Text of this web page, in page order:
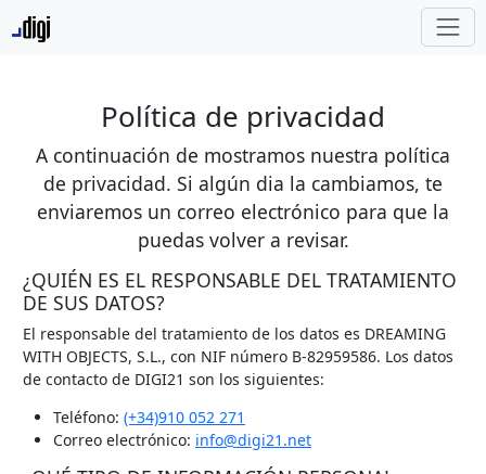
Política de privacidad
A continuación de mostramos nuestra política
de privacidad. Si algún dia la cambiamos, te
enviaremos un correo electrónico para que la
puedas volver a revisar.
¿QUIÉN ES EL RESPONSABLE DEL TRATAMIENTO
DE SUS DATOS?
El responsable del tratamiento de los datos es DREAMING
WITH OBJECTS, S.L., con NIF número B-82959586. Los datos
de contacto de DIGI21 son los siguientes:
Teléfono: (+34)910 052 271
Correo electrónico: info@digi21.net